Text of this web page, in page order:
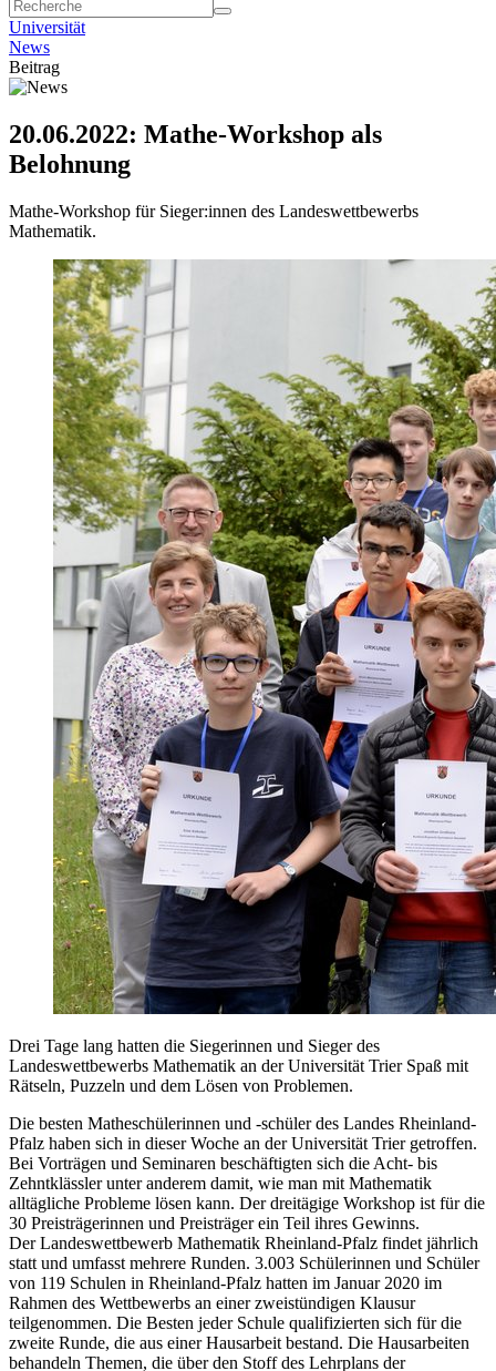
Universität
News
Beitrag
20.06.2022: Mathe-Workshop als
Belohnung
Mathe-Workshop für Sieger:innen des Landeswettbewerbs
Mathematik.
Drei Tage lang hatten die Siegerinnen und Sieger des
Landeswettbewerbs Mathematik an der Universität Trier Spaß mit
Rätseln, Puzzeln und dem Lösen von Problemen.
Die besten Matheschülerinnen und -schüler des Landes Rheinland-
Pfalz haben sich in dieser Woche an der Universität Trier getroffen.
Bei Vorträgen und Seminaren beschäftigten sich die Acht- bis
Zehntklässler unter anderem damit, wie man mit Mathematik
alltägliche Probleme lösen kann. Der dreitägige Workshop ist für die
30 Preisträgerinnen und Preisträger ein Teil ihres Gewinns.
Der Landeswettbewerb Mathematik Rheinland-Pfalz findet jährlich
statt und umfasst mehrere Runden. 3.003 Schülerinnen und Schüler
von 119 Schulen in Rheinland-Pfalz hatten im Januar 2020 im
Rahmen des Wettbewerbs an einer zweistündigen Klausur
teilgenommen. Die Besten jeder Schule qualifizierten sich für die
zweite Runde, die aus einer Hausarbeit bestand. Die Hausarbeiten
behandeln Themen, die über den Stoff des Lehrplans der